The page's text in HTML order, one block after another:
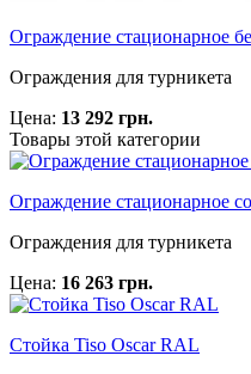
Ограждение стационарное
Ограждения для турникета
Цена: 13 292 грн.
Товары этой категории
Ограждение стационарное
Ограждения для турникета
Цена: 16 263 грн.
Стойка Tiso Oscar RAL